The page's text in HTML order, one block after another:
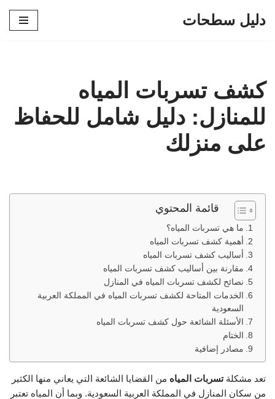
دليل سطحات
كشف تسربات المياه
للمنازل: دليل شامل للحفاظ
على منزلك
قائمة المحتوي
ما هي تسربات المياه؟
أهمية كشف تسربات المياه
أساليب كشف تسربات المياه
مقارنة بين أساليب كشف تسربات المياه
نصائح لكشف تسربات المياه في المنازل
الخدمات المتاحة لكشف تسربات المياه في المملكة العربية
السعودية
الأسئلة الشائعة حول كشف تسربات المياه
الختام
مصادر إضافية
تعد مشكلةتسربات المياه من القضايا الشائعة التي يعاني منها الكثير
من سكان المنازل في المملكة العربية السعودية. وبما أن المياه تعتبر